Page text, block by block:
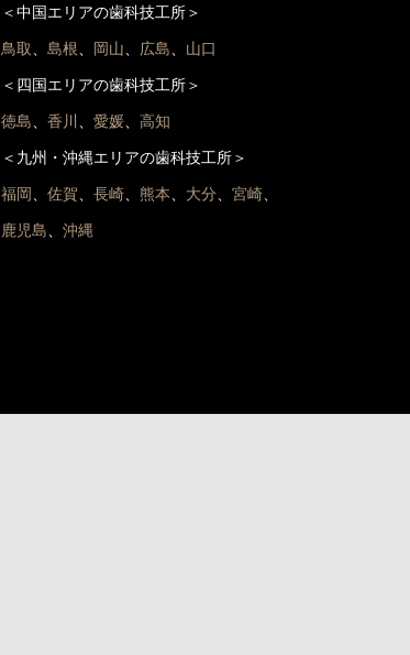
＜中国エリアの歯科技工所＞
鳥取 島根 岡山 広島 山口
＜四国エリアの歯科技工所＞
徳島 香川 愛媛 高知
＜九州・沖縄エリアの歯科技工所＞
福岡 佐賀 長崎 熊本 大分 宮崎
鹿児島 沖縄